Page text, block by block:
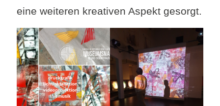
eine weiteren kreativen Aspekt gesorgt.